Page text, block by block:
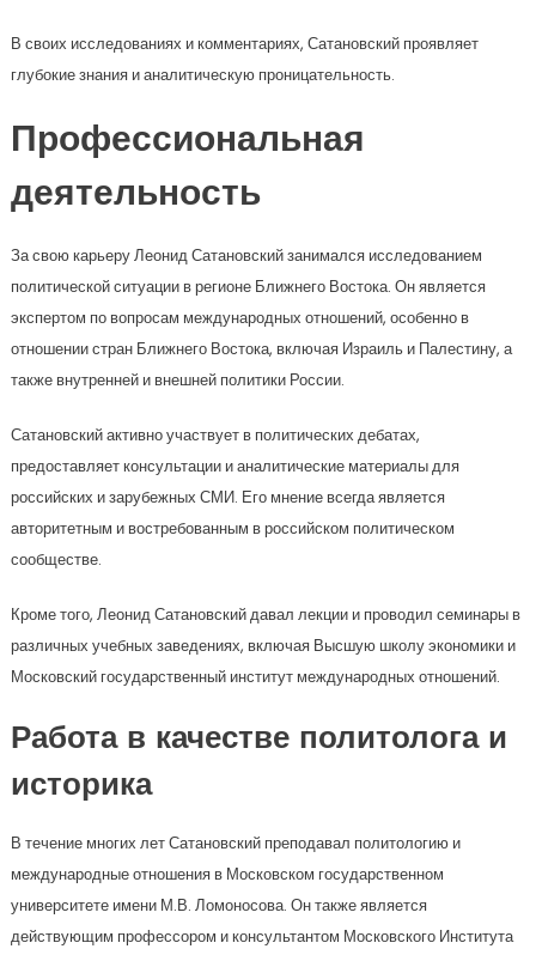
В своих исследованиях и комментариях, Сатановский проявляет
глубокие знания и аналитическую проницательность.
Профессиональная
деятельность
За свою карьеру Леонид Сатановский занимался исследованием
политической ситуации в регионе Ближнего Востока. Он является
экспертом по вопросам международных отношений, особенно в
отношении стран Ближнего Востока, включая Израиль и Палестину, а
также внутренней и внешней политики России.
Сатановский активно участвует в политических дебатах,
предоставляет консультации и аналитические материалы для
российских и зарубежных СМИ. Его мнение всегда является
авторитетным и востребованным в российском политическом
сообществе.
Кроме того, Леонид Сатановский давал лекции и проводил семинары в
различных учебных заведениях, включая Высшую школу экономики и
Московский государственный институт международных отношений.
Работа в качестве политолога и
историка
В течение многих лет Сатановский преподавал политологию и
международные отношения в Московском государственном
университете имени М.В. Ломоносова. Он также является
действующим профессором и консультантом Московского Института